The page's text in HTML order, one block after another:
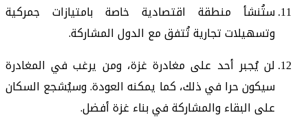
ستُنشأ منطقة اقتصادية خاصة بامتيازات جمركية
وتسهيلات تجارية تُتفق مع الدول المشاركة.
لن يُجبر أحد على مغادرة غزة، ومن يرغب في المغادرة
سيكون حرا في ذلك، كما يمكنه العودة. وسيُشجع السكان
على البقاء والمشاركة في بناء غزة أفضل.